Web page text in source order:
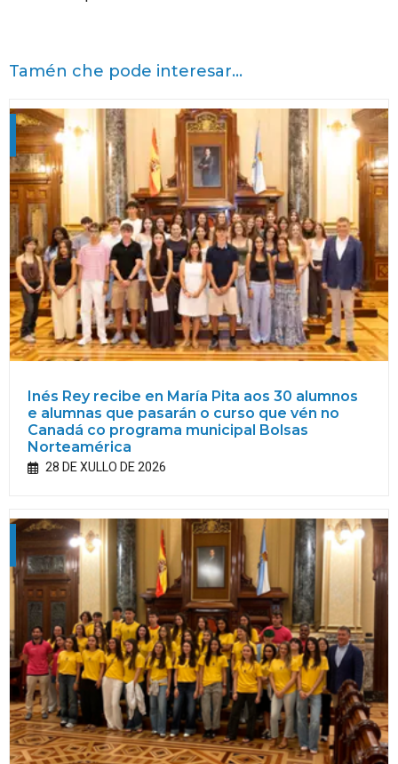
Tamén che pode interesar...
Inés Rey recibe en María Pita aos 30 alumnos
e alumnas que pasarán o curso que vén no
Canadá co programa municipal Bolsas
Norteamérica
28 DE XULLO DE 2026